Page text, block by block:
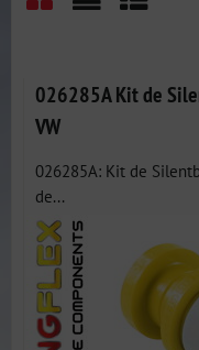
026285A Kit de
VW
026285A: Kit de
de...